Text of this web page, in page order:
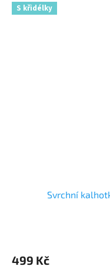
S křidélky
Svrchní
499 Kč